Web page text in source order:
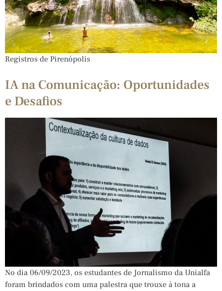
Registros de Pirenópolis
IA na Comunicação: Oportunidades
e Desafios
No dia 06/09/2023, os estudantes de Jornalismo da Unialfa
foram brindados com uma palestra que trouxe à tona a